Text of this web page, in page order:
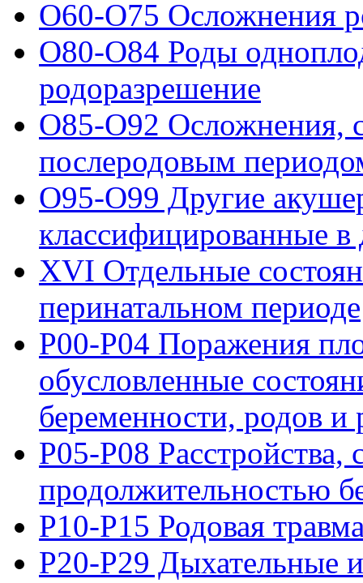
O60-O75 Осложнения
O80-O84 Роды
родоразрешение
O85-O92 Осложнения,
послеродовым
O95-O99 Другие
классифицированные в
XVI Отдельные
перинатальном периоде
P00-P04 Поражения
обусловленные
беременности, родов и
P05-P08 Расстройства,
продолжительностью
P10-P15 Родовая
P20-P29 Дыхательные